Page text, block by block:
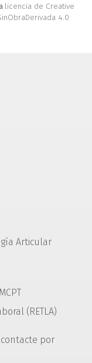
licencia de Creative
4.0
Articular
(RETLA)
por